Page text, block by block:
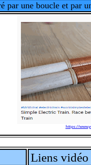
par une boucle et par
https://
Liens vidéo